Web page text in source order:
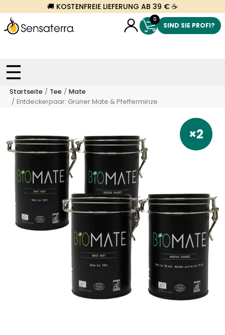
🚚 KOSTENFREIE LIEFERUNG AB 39 € ☕
0
SIND SIE PROFI?
Startseite Tee
Mate
Entdeckerpaar: Grüner Mate & Pfefferminze
×2